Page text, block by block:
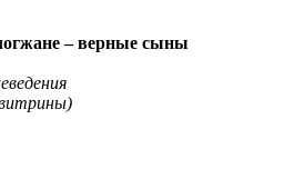
– верные сыны